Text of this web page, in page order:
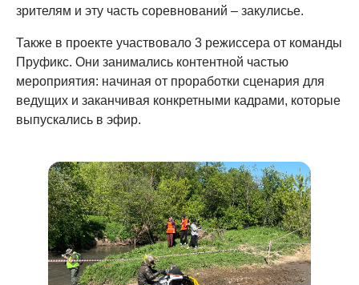
зрителям и эту часть соревнований – закулисье.
Также в проекте участвовало 3 режиссера от команды
Пруфикс. Они занимались контентной частью
мероприятия: начиная от проработки сценария для
ведущих и заканчивая конкретными кадрами, которые
выпускались в эфир.